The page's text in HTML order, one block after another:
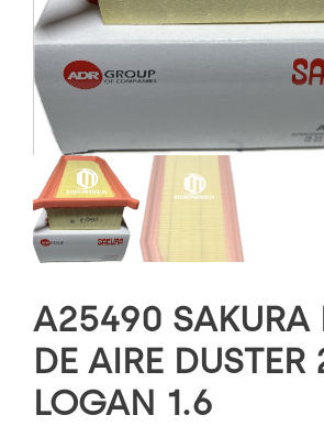
A25490 SAKURA
DE AIRE DUSTER
LOGAN 1.6